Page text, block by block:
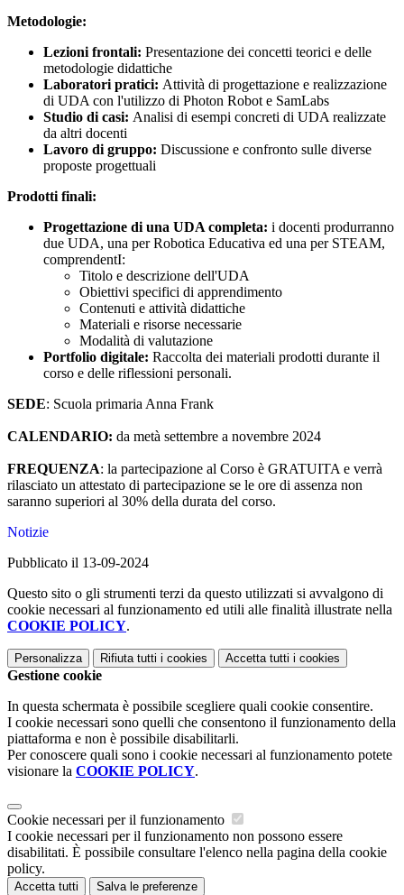
Metodologie:
Lezioni frontali: Presentazione dei concetti teorici e delle
metodologie didattiche
Laboratori pratici: Attività di progettazione e realizzazione
di UDA con l'utilizzo di Photon Robot e SamLabs
Studio di casi: Analisi di esempi concreti di UDA realizzate
da altri docenti
Lavoro di gruppo: Discussione e confronto sulle diverse
proposte progettuali
Prodotti finali:
Progettazione di una UDA completa: i docenti produrranno
due UDA, una per Robotica Educativa ed una per STEAM,
comprendentI:
Titolo e descrizione dell'UDA
Obiettivi specifici di apprendimento
Contenuti e attività didattiche
Materiali e risorse necessarie
Modalità di valutazione
Portfolio digitale: Raccolta dei materiali prodotti durante il
corso e delle riflessioni personali.
SEDE: Scuola primaria Anna Frank
CALENDARIO: da metà settembre a novembre 2024
FREQUENZA: la partecipazione al Corso è GRATUITA e verrà
rilasciato un attestato di partecipazione se le ore di assenza non
saranno superiori al 30% della durata del corso.
Notizie
Pubblicato il 13-09-2024
Questo sito o gli strumenti terzi da questo utilizzati si avvalgono di
cookie necessari al funzionamento ed utili alle finalità illustrate nella
COOKIE POLICY.
Personalizza Rifiuta tutti i cookies Accetta tutti i cookies
Gestione cookie
In questa schermata è possibile scegliere quali cookie consentire.
I cookie necessari sono quelli che consentono il funzionamento della
piattaforma e non è possibile disabilitarli.
Per conoscere quali sono i cookie necessari al funzionamento potete
visionare la COOKIE POLICY.
Cookie necessari per il funzionamento
I cookie necessari per il funzionamento non possono essere
disabilitati. È possibile consultare l'elenco nella pagina della cookie
policy.
Accetta tutti Salva le preferenze